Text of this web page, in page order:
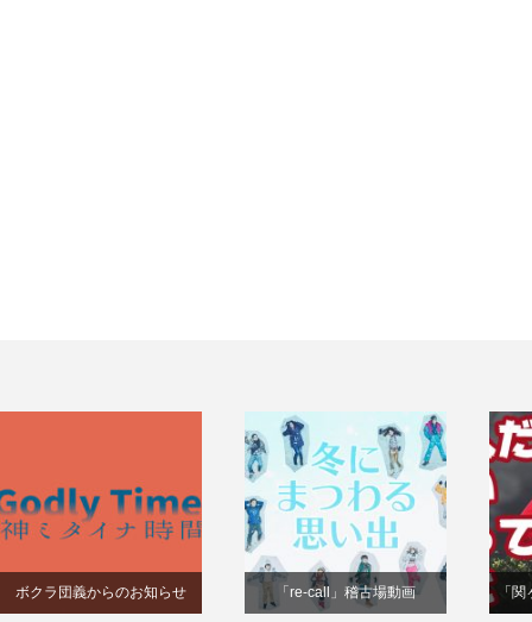
ボクラ団義からのお知らせ 「re-call」稽古場動画 「